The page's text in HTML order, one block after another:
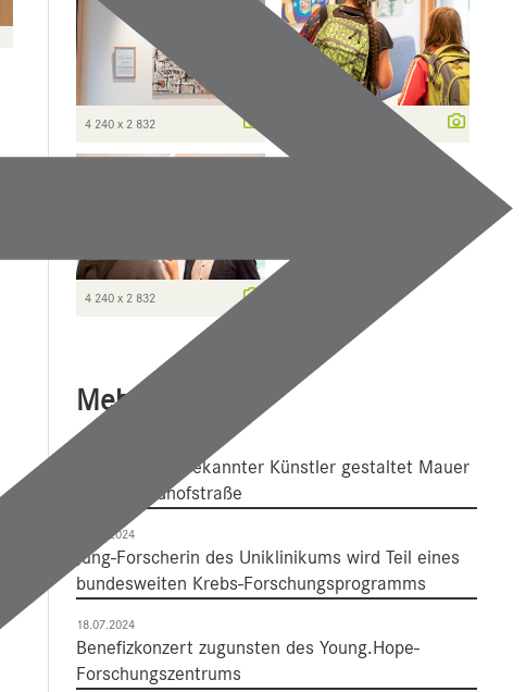
4 240 x 2 832
4 240 x 2 832
Mehr Dazu
International bekannter Künstler gestaltet Mauer
an der Lindhofstraße
24.07.2024
Jung-Forscherin des Uniklinikums wird Teil eines
bundesweiten Krebs-Forschungsprogramms
18.07.2024
Benefizkonzert zugunsten des Young.Hope-
Forschungszentrums